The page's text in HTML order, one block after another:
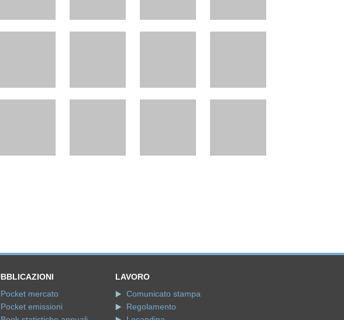
Book statistiche annuali
Locandina